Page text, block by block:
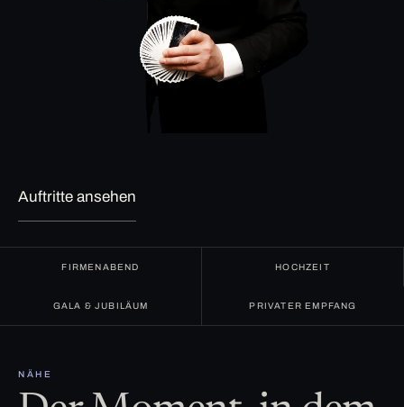
Auftritte ansehen
FIRMENABEND HOCHZEIT
GALA & JUBILÄUM PRIVATER EMPFANG
NÄHE